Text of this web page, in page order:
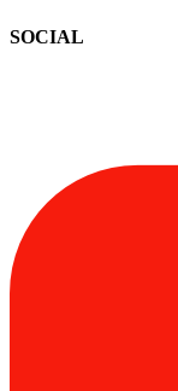
SOCIAL